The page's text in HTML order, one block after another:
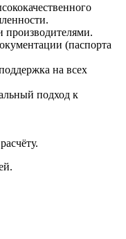
(паспорта
на всех
подход к